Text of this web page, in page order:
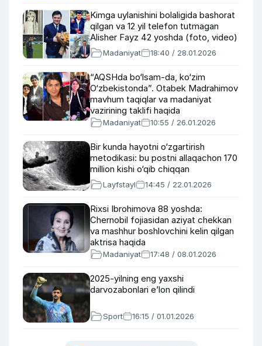
Kimga uylanishini bolaligida bashorat
qilgan va 12 yil telefon tutmagan
Alisher Fayz 42 yoshda (foto, video)
Madaniyat 18:40 / 28.01.2026
“AQSHda bo‘lsam-da, ko‘zim
O‘zbekistonda”. Otabek Madrahimov
mavhum taqiqlar va madaniyat
vazirining taklifi haqida
Madaniyat 10:55 / 26.01.2026
Bir kunda hayotni o‘zgartirish
metodikasi: bu postni allaqachon 170
million kishi o‘qib chiqqan
Layfstayl 14:45 / 22.01.2026
Rixsi Ibrohimova 88 yoshda:
Chernobil fojiasidan aziyat chekkan
va mashhur boshlovchini kelin qilgan
aktrisa haqida
Madaniyat 17:48 / 08.01.2026
2025-yilning eng yaxshi
darvozabonlari e’lon qilindi
Sport 16:15 / 01.01.2026